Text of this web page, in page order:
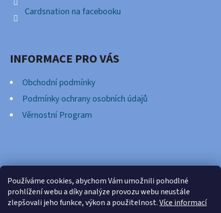
Používáme cookies, abychom Vám umožnili pohodlné
prohlížení webu a díky analýze provozu webu neustále
zlepšovali jeho funkce, výkon a použitelnost.Více informací
Cardsnation na facebooku
INFORMACE PRO VÁS
Obchodní podmínky
Podmínky ochrany osobních údajů
Věrnostní Program
FACEBOOK